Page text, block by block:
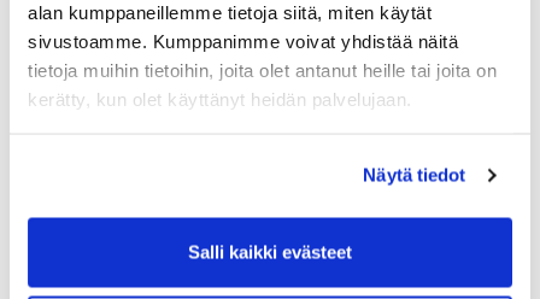
alan kumppaneillemme tietoja siitä, miten käytät
sivustoamme. Kumppanimme voivat yhdistää näitä
tietoja muihin tietoihin, joita olet antanut heille tai joita on
kerätty, kun olet käyttänyt heidän palvelujaan.
Näytä tiedot
Salli kaikki evästeet
Tämä muutos on tullut ajankohtaiseksi, koska
käteisen rahahuollon kustannukset ovat kasvaneet ja
myös pankit ohjaavat muihin, kuin käteisen käyttöön.
Kiitos tästä huomiosta jo etukäteen!